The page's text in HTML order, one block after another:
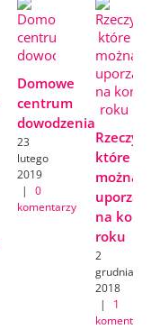
Domowe
centrum
dowodzenia
23
lutego
2019
|
0
komentarzy
Rzeczy,
które
można
na koniec
roku
2
grudnia
2018
|
1
komentarz